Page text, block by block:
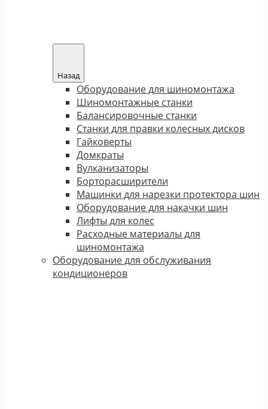
Назад
Оборудование для шиномонтажа
Шиномонтажные станки
Балансировочные станки
Станки для правки колесных дисков
Гайковерты
Домкраты
Вулканизаторы
Борторасширители
Машинки для нарезки протектора шин
Оборудование для накачки шин
Лифты для колес
Расходные материалы для
шиномонтажа
Оборудование для обслуживания
кондиционеров